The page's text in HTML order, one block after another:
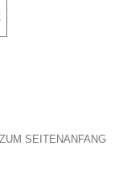
ZUM SEITENANFANG